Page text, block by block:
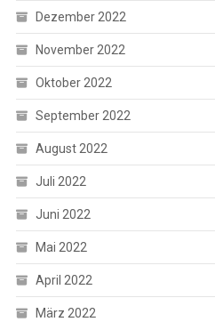
Dezember 2022
November 2022
Oktober 2022
September 2022
August 2022
Juli 2022
Juni 2022
Mai 2022
April 2022
März 2022